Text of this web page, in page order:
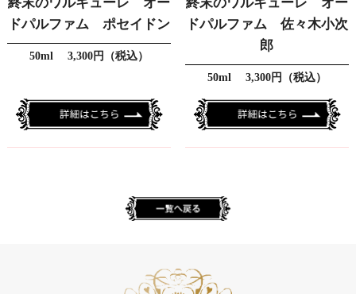
ドパルファム ポセイドン
50ml 3,300円（税込）
ドパルファム 佐々木小次
郎
50ml 3,300円（税込）